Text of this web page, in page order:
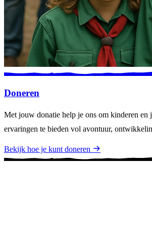
Doneren
Met jouw donatie help je ons om kinderen en
ervaringen te bieden vol avontuur,
Bekijk hoe je kunt doneren